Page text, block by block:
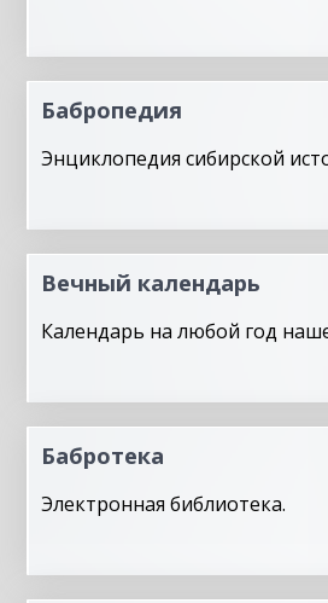
Бабропедия
Энциклопедия сибирской
Вечный календарь
Календарь на любой год
Бабротека
Электронная библиотека.